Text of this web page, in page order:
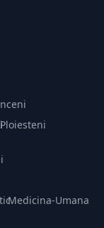
·Ploiesteni·
·Medicina-Umana